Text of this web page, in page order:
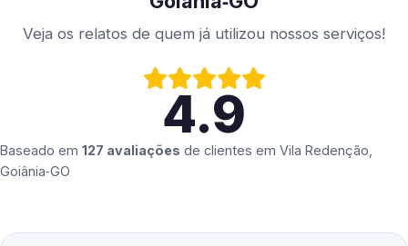
Veja os relatos de quem já utilizou nossos serviços!
4.9
Baseado em 127 avaliações de clientes em Vila Redenção,
Goiânia‑GO